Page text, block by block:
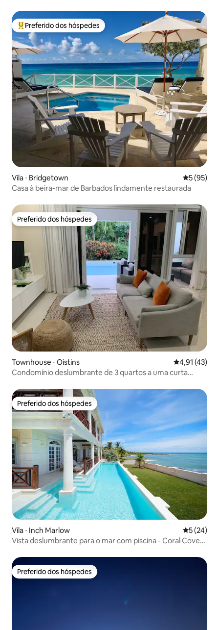
Entre os melhores preferidos dos hóspedes
Preferido dos hóspedes
Vila ⋅ Bridgetown 5 de uma
5 (95)
Casa à beira-mar de Barbados lindamente restaurada
Preferido dos hóspedes
Preferido dos hóspedes
Townhouse ⋅ Oistins 4,91 de uma
4,91 (43)
Condomínio deslumbrante de 3 quartos a uma curta
Preferido dos hóspedes
Preferido dos hóspedes
Vila ⋅ Inch Marlow 5 de uma
5 (24)
Vista deslumbrante para o mar com piscina - Coral Cove
Preferido dos hóspedes
Preferido dos hóspedes